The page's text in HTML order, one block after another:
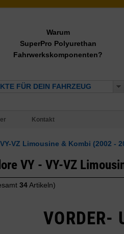
Warum
SuperPro Polyurethan
Fahrwerkskomponenten?
FÜR DEIN FAHRZEUG
Kontakt
VZ Limousine & Kombi (2002 -
VY - VY-VZ
34Artikeln)
VORDER-